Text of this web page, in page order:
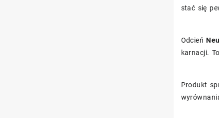
stać się
Odcień
karnacji.
Produkt